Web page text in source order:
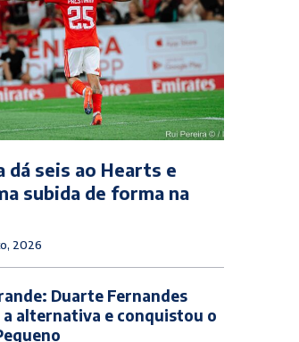
dá seis ao Hearts e
subida de forma na
2026
Duarte Fernandes
a alternativa e conquistou o